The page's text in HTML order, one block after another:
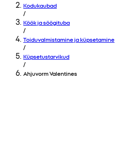
Kodukaubad
/
Köök ja söögituba
/
Toiduvalmistamine ja küpsetamine
/
Küpsetustarvikud
/
Ahjuvorm Valentines